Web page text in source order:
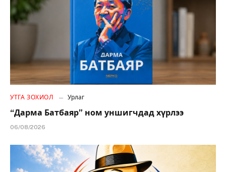
УТГА ЗОХИОЛ Урлаг
“Дарма Батбаяр” ном уншигчдад хүрлээ
06/08/2026